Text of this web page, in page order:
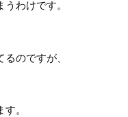
わけです。
のですが、
。